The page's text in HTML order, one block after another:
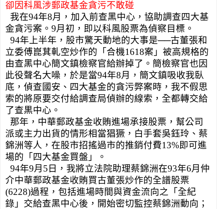
卻因科風涉郵政基金貪污不敢碰
我在94年8月，加入前查黑中心，協助調查四大基
金貪污案。 9月初，即以科風股票為偵察目標。
94年上半年，股市驚天動地的大事是──古董張和
立委傅崑萁軋空炒作的「合機1618案」被高規格的
由查黑中心簡文鎮檢察官給辦掉了。簡檢察官也因
此役聲名大噪，於是當94年8月，簡文鎮吸收我臥
底，偵查國安、四大基金的貪污弊案時，我不假思
索的將原要交付給調查局偵辦的線索，全都轉交給
了查黒中心。
那年，中華郵政基金收賄進場承接股票，幫公司
派或主力出貨的情形相當猖獗，白手套吳鈺玲、蔡
錦洲等人，在股市招搖過市的推銷付費13%即可進
場的「四大基金買盤」。
94年9月 5 日，我將立法院助理蔡錦洲在93年6月仲
介中華郵政基金收賄買古董張炒作的全譜股票
(6228)過程，包括進場時間與資金流向之「全紀
錄」交給查黑中心後，開始密切監控蔡錦洲動向；